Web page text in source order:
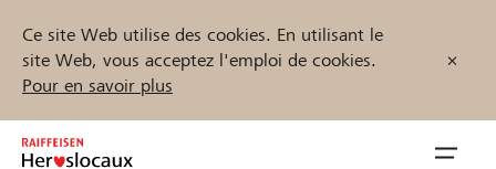
Ce site Web utilise des cookies. En utilisant le
site Web, vous acceptez l'emploi de cookies.
Pour en savoir plus
Inhalt